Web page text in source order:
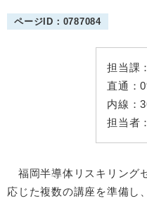
ページID：0787084
担当課：
直通：
内線：
担当者：
福岡半導体リスキリング
応じた複数の講座を準備し